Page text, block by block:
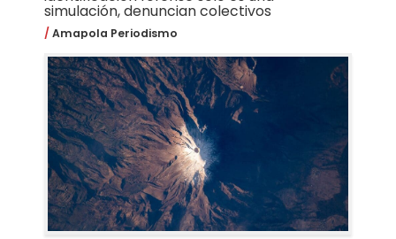
simulación, denuncian colectivos
Amapola Periodismo